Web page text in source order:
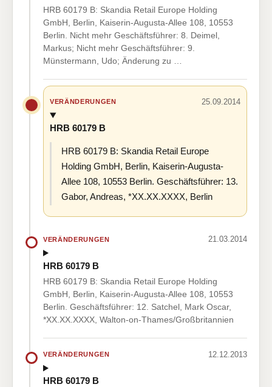
HRB 60179 B: Skandia Retail Europe Holding
GmbH, Berlin, Kaiserin-Augusta-Allee 108, 10553
Berlin. Nicht mehr Geschäftsführer: 8. Deimel,
Markus; Nicht mehr Geschäftsführer: 9.
Münstermann, Udo; Änderung zu …
VERÄNDERUNGEN 25.09.2014
HRB 60179 B
HRB 60179 B: Skandia Retail Europe
Holding GmbH, Berlin, Kaiserin-Augusta-
Allee 108, 10553 Berlin. Geschäftsführer: 13.
Gabor, Andreas, *XX.XX.XXXX, Berlin
VERÄNDERUNGEN 21.03.2014
HRB 60179 B
HRB 60179 B: Skandia Retail Europe Holding
GmbH, Berlin, Kaiserin-Augusta-Allee 108, 10553
Berlin. Geschäftsführer: 12. Satchel, Mark Oscar,
*XX.XX.XXXX, Walton-on-Thames/Großbritannien
VERÄNDERUNGEN 12.12.2013
HRB 60179 B